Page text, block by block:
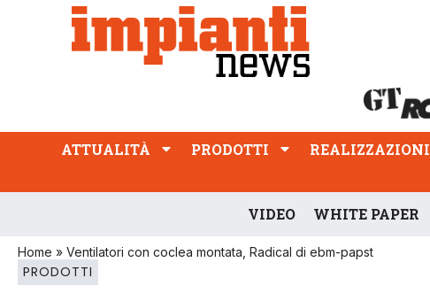
ATTUALITÀ PRODOTTI REALIZZAZIONI
PROFESSIONE
ATTUALITÀ PRODOTTI REALIZZAZIONI
VIDEO WHITE PAPER
Home » Ventilatori con coclea montata, Radical di ebm-papst
PRODOTTI